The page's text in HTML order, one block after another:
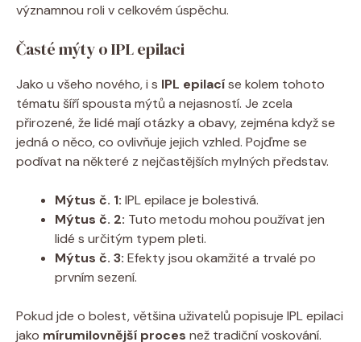
významnou roli v celkovém úspěchu.
Časté mýty o IPL epilaci
Jako u všeho nového, i s IPL epilacíse kolem tohoto
tématu šíří spousta mýtů a nejasností. Je zcela
přirozené, že lidé mají otázky a obavy, zejména když se
jedná o něco, co ovlivňuje jejich vzhled. Pojďme se
podívat na některé z nejčastějších mylných představ.
Mýtus č. 1: IPL epilace je bolestivá.
Mýtus č. 2: Tuto metodu mohou používat jen
lidé s určitým typem pleti.
Mýtus č. 3: Efekty jsou okamžité a trvalé po
prvním sezení.
Pokud jde o bolest, většina uživatelů popisuje IPL epilaci
jako mírumilovnější proces než tradiční voskování.